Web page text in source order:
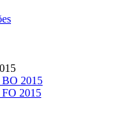
BO 2015
2015